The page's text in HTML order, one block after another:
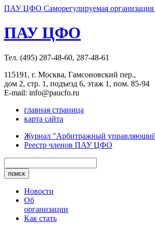
ПАУ ЦФО Саморегулируемая организация
ПАУ ЦФО
Тел. (495) 287-48-60, 287-48-61
115191, г. Москва, Гамсоновский пер.,
дом 2, стр. 1, подъезд 6, этаж 1, пом. 85-94
E-mail: info@paucfo.ru
главная страница
карта сайта
Журнал "Арбитражный
Реестр членов ПАУ ЦФО
Новости
Об
организации
Как стать